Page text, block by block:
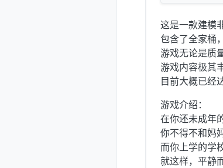
这是一款建模
包含了全家桶
游戏无论是质
游戏内容极其
目前大概已经
游戏介绍：
在你还未成年
你不得不和妈
而你上学的学
就这样，平静